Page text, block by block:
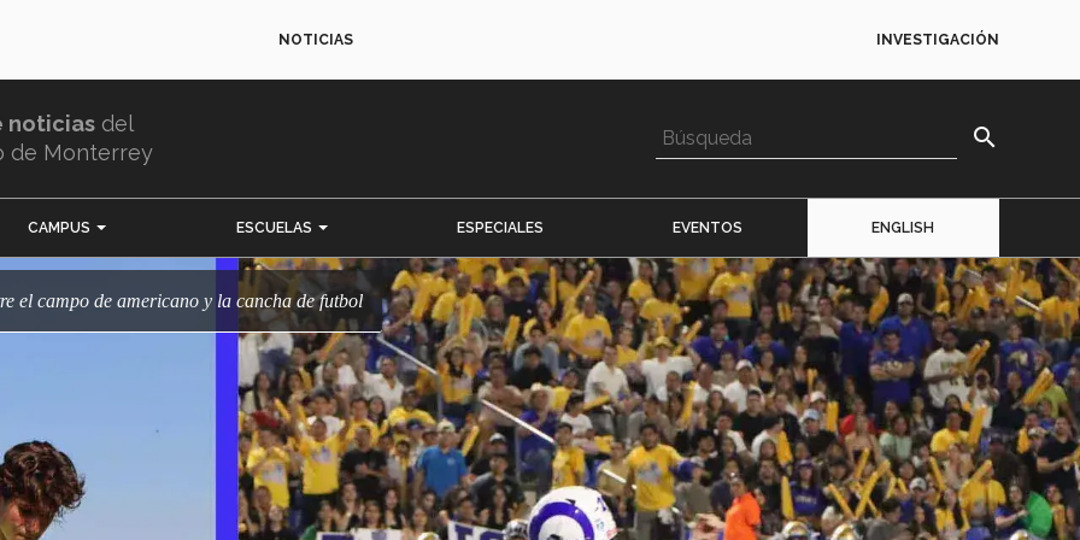
NOTICIAS INVESTIGACIÓN
noticias del
de Monterrey
search
CAMPUS ESCUELAS ESPECIALES EVENTOS ENGLISH
el campo de americano y la cancha de futbol